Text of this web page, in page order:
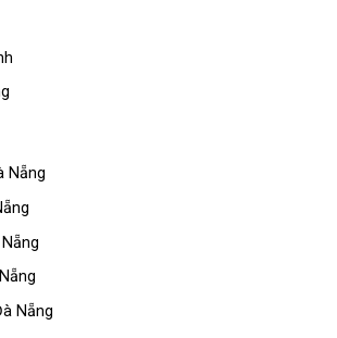
Nẵng
Nẵng